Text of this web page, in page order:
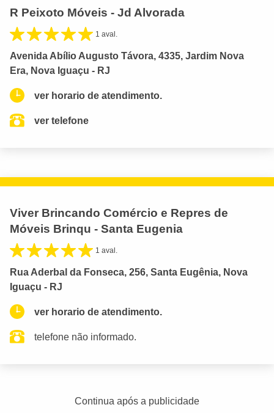
R Peixoto Móveis - Jd Alvorada
1 aval.
Avenida Abílio Augusto Távora, 4335, Jardim Nova
Era, Nova Iguaçu - RJ
ver horario de atendimento.
ver telefone
Viver Brincando Comércio e Repres de
Móveis Brinqu - Santa Eugenia
1 aval.
Rua Aderbal da Fonseca, 256, Santa Eugênia, Nova
Iguaçu - RJ
ver horario de atendimento.
telefone não informado.
Continua após a publicidade